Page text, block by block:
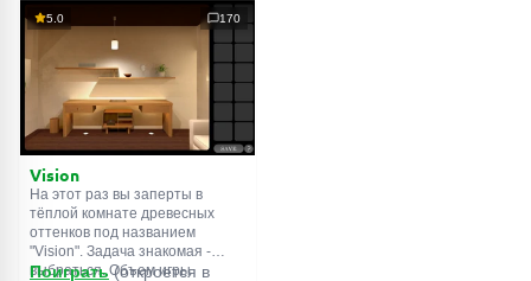
5.0 170
Vision
На этот раз вы заперты в
тёплой комнате древесных
оттенков под названием
"Vision". Задача знакомая -
выбраться. Объем игры
Поиграть(откроется в